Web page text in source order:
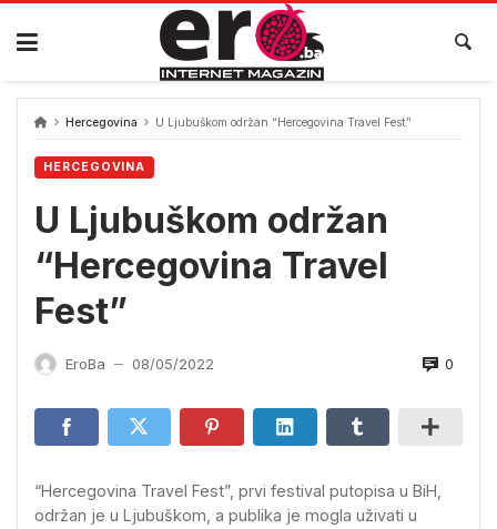
Skip
content
Hercegovina U Ljubuškom održan “Hercegovina Travel Fest”
HERCEGOVINA
U Ljubuškom održan
“Hercegovina Travel
Fest”
EroBa — 08/05/2022 0
“Hercegovina Travel Fest”, prvi festival putopisa u BiH,
održan je u Ljubuškom, a publika je mogla uživati u